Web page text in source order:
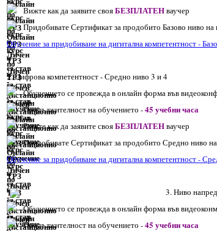
Вижте как да заявите свояБЕЗПЛАТЕНваучер
Придобивате Сертификат за продобито Базово ниво на
Обучение за придобиване на дигитална компетентност -
2. Цифрова компетентност - Средно ниво 3 и 4
Обучението се провежда в онлайн форма във
Продължителност на обучението -45 учебни часа
Вижте как да заявите свояБЕЗПЛАТЕНваучер
Придобивате Сертификат за продобито Средно ниво
Обучение за придобиване на дигитална компетентност -
3. Ниво
Обучението се провежда в онлайн форма във
Продължителност на обучението -45 учебни часа